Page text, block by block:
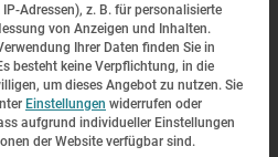
des KZ Dachau
Adressen), z. B. für personalisierte
von Anzeigen und Inhalten.
Ihrer Daten finden Sie in
besteht keine Verpflichtung, in die
um dieses Angebot zu nutzen. Sie
Einstellungen widerrufen oder
aufgrund individueller Einstellungen
der Website verfügbar sind.